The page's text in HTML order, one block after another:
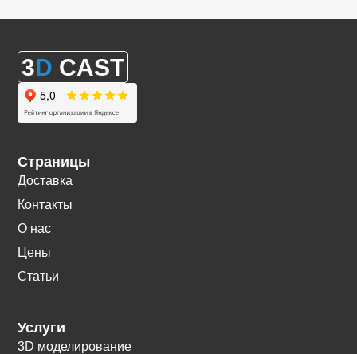
3D CAST
Страницы
Доставка
Контакты
О нас
Цены
Статьи
Услуги
3D моделирование